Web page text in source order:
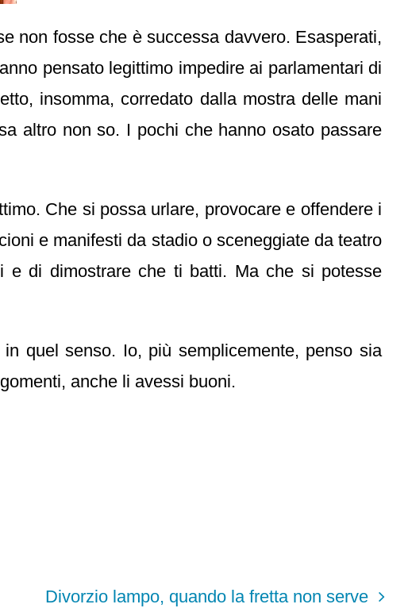
non fosse che è successa davvero. Esasperati,
pensato legittimo impedire ai parlamentari di
insomma, corredato dalla mostra delle mani
altro non so. I pochi che hanno osato passare
Che si possa urlare, provocare e offendere i
e manifesti da stadio o sceneggiate da teatro
e di dimostrare che ti batti. Ma che si potesse
quel senso. Io, più semplicemente, penso sia
anche li avessi buoni.
Divorzio lampo, quando la fretta non serve